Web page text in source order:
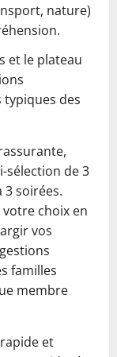
nature)
et le plateau
typiques des
sélection de 3
3 soirées.
choix en
vos
familles
membre
et